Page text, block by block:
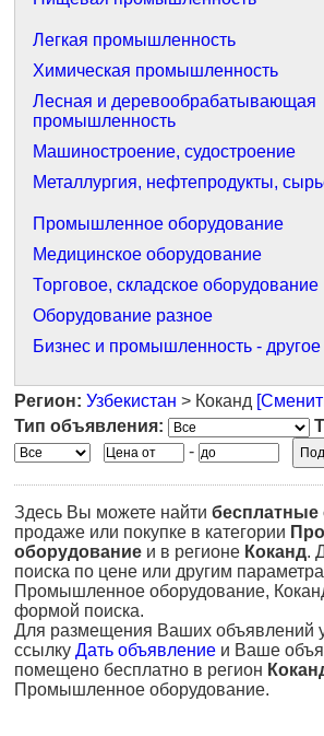
Легкая промышленность
Химическая промышленность
Лесная и деревообрабатывающая
промышленность
Машиностроение, судостроение
Металлургия, нефтепродукты,
Промышленное оборудование
Медицинское оборудование
Торговое, складское оборудование
Оборудование разное
Бизнес и промышленность - другое
Регион: Узбекистан > Коканд
Тип объявления:
-
Здесь Вы можете найти бесплатные
продаже или покупке в категории
оборудование и в регионе Коканд.
поиска по цене или другим
Промышленное оборудование,
формой поиска.
Для размещения Ваших объявлений
ссылку Дать объявление и Ваше
помещено бесплатно в регион
Промышленное оборудование.